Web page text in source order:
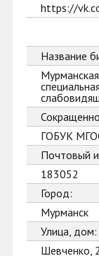
https://
Название
ГОБУК
Почтовый
183052
Город:
Мурманск
Улица, дом:
Шевченко,